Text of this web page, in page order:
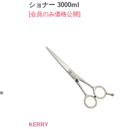
ショナー 3000ml
[会員のみ価格公開]
KERRY